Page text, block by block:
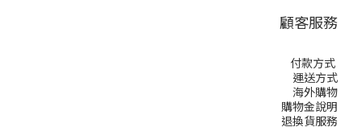
顧客服務
付款方式
運送方式
海外購物
購物金說明
退換貨服務